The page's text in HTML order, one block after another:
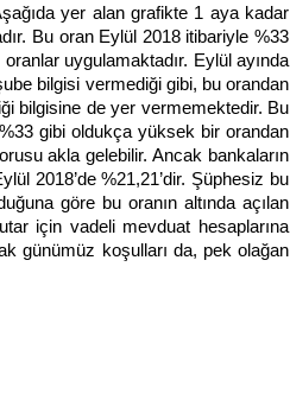
yer alan grafikte 1 aya kadar
Bu oran Eylül 2018 itibariyle %33
uygulamaktadır. Eylül ayında
bilgisi vermediği gibi, bu orandan
bilgisine de yer vermemektedir. Bu
gibi oldukça yüksek bir orandan
akla gelebilir. Ancak bankaların
2018’de %21,21’dir. Şüphesiz bu
göre bu oranın altında açılan
için vadeli mevduat hesaplarına
günümüz koşulları da, pek olağan